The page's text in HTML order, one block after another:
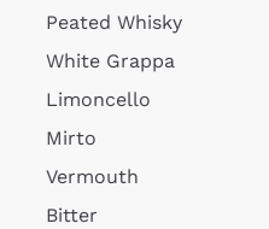
Peated Whisky
White Grappa
Limoncello
Mirto
Vermouth
Bitter